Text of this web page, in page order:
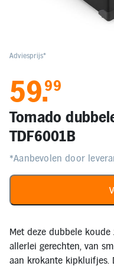
Kids en Baby
Persoonlijke verzorging
Onderweg en Reizen
Sport, Spel en
account
Mijn
bestellingen
Tomado
TDF6001B
*Aanbevolen door
59.99
Adviesprijs*
Met deze dubbele
allerlei gerechten, van
aan krokante kipkluifjes.